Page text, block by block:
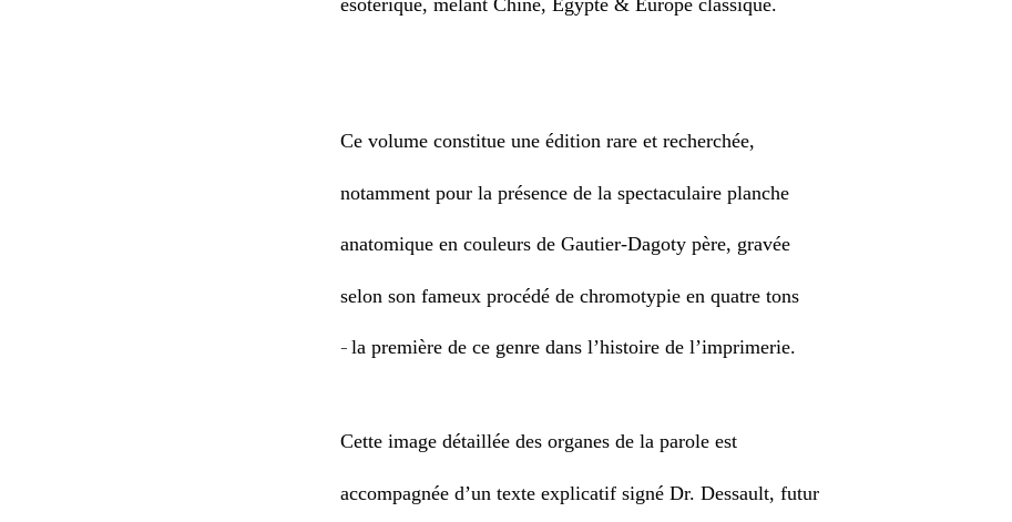
Ce volume constitue une édition rare et recherchée,
notamment pour la présence de la spectaculaire planche
anatomique en couleurs de Gautier-Dagoty père, gravée
selon son fameux procédé de chromotypie en quatre tons
– la première de ce genre dans l’histoire de l’imprimerie.
Cette image détaillée des organes de la parole est
accompagnée d’un texte explicatif signé Dr. Dessault, futur